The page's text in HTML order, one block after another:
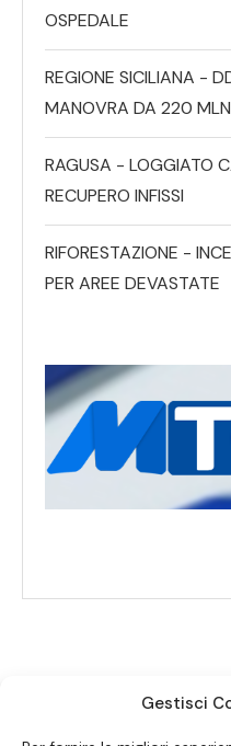
Gestisci
OSPEDALE
REGIONE SICILIANA -
MANOVRA DA 220 MLN
RAGUSA - LOGGIATO
RECUPERO INFISSI
RIFORESTAZIONE -
PER AREE DEVASTATE